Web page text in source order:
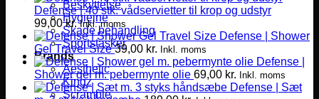
Beskyttelse
Hygiejne
Skade behandling
Sportstasker
Brands
Aesthetic
Kingz
Scramble
Defense | 40 stk. vådservietter til krop og udstyr
99,00kr. Inkl. moms
Defense | Shower
Gel Travel Size 39,00 kr. Inkl. moms
Defense |
Shower gel m. pebermynte olie 69,00 kr. Inkl. moms
Defense | Sæt